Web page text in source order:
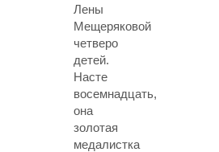
Лены
Мещеряковой
четверо
детей.
Насте
восемнадцать,
она
золотая
медалистка